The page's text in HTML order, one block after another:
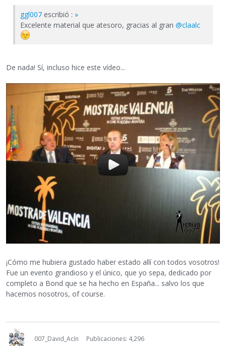
ggl007 escribió : »
Excelente material que atesoro, gracias al gran @claalc
De nada! Sí, incluso hice este vídeo...
¡Cómo me hubiera gustado haber estado allí con todos vosotros!
Fue un evento grandioso y el único, que yo sepa, dedicado por
completo a Bond que se ha hecho en España... salvo los que
hacemos nosotros, of course.
007_David_Acín
Publicaciones: 4,296